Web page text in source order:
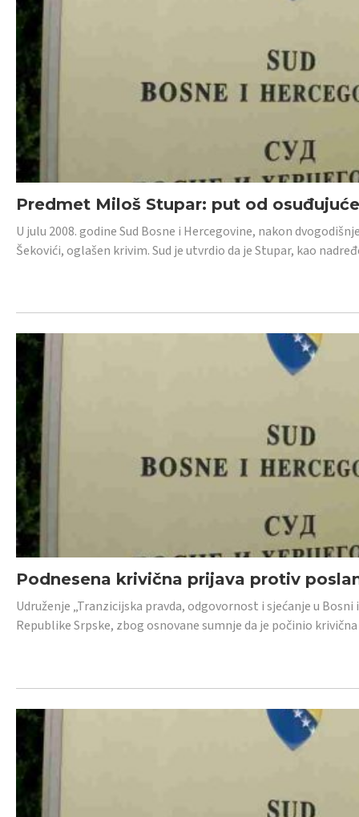
Predmet Miloš Stupar: put od
U julu 2008. godine Sud Bosne i Hercegovine, nakon
Šekovići, oglašen krivim. Sud je utvrdio da je Stupar, kao
Podnesena krivična prijava protiv
Udruženje „Tranzicijska pravda, odgovornost i sjećanje u
Republike Srpske, zbog osnovane sumnje da je počinio